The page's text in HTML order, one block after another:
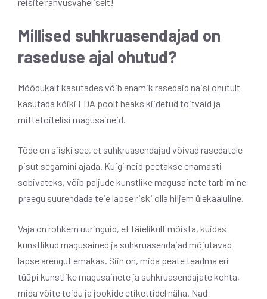
Millised suhkruasendajad on
raseduse ajal ohutud?
Mõõdukalt kasutades võib enamik rasedaid naisi ohutult
kasutada kõiki FDA poolt heaks kiidetud toitvaid ja
mittetoitelisi magusaineid.
Tõde on siiski see, et suhkruasendajad võivad rasedatele
pisut segamini ajada. Kuigi neid peetakse enamasti
sobivateks, võib paljude kunstlike magusainete tarbimine
praegu suurendada teie lapse riski olla hiljem ülekaaluline.
Vaja on rohkem uuringuid, et täielikult mõista, kuidas
kunstlikud magusained ja suhkruasendajad mõjutavad
lapse arengut emakas. Siin on, mida peate teadma eri
tüüpi kunstlike magusainete ja suhkruasendajate kohta,
mida võite toidu ja jookide etikettidel näha. Nad